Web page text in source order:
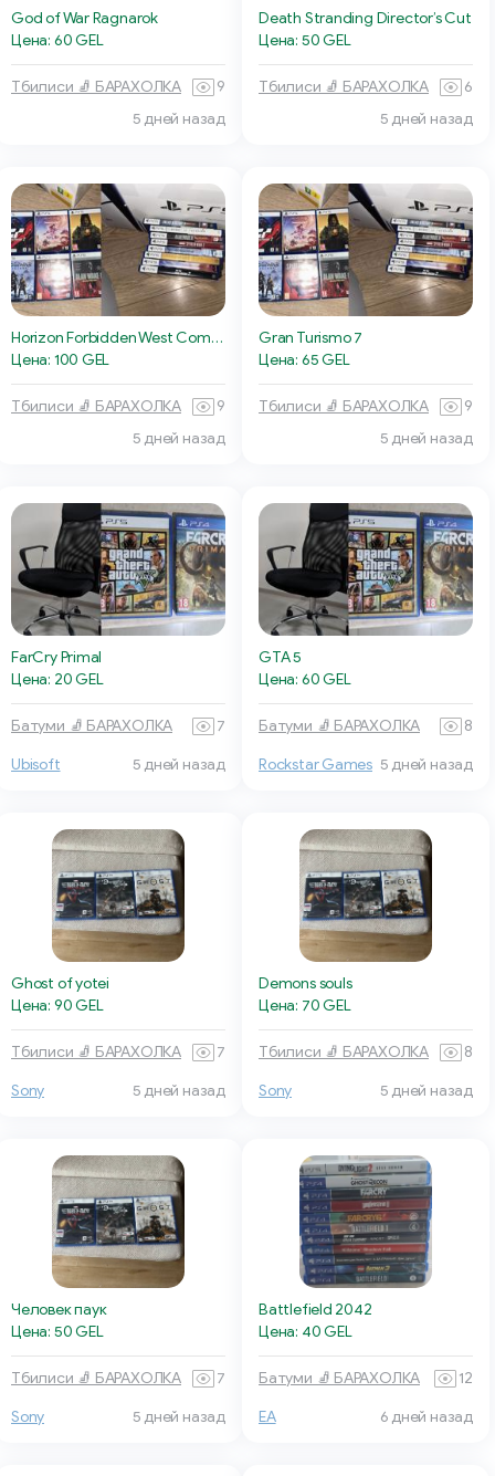
God of War Ragnarok
Цена: 60 GEL
Тбилиси 🧦 БАРАХОЛКА
9
5 дней назад
Death Stranding Director’s Cut
Цена: 50 GEL
Тбилиси 🧦 БАРАХОЛКА
6
5 дней назад
Horizon Forbidden West Complete Edition
Цена: 100 GEL
Тбилиси 🧦 БАРАХОЛКА
9
5 дней назад
Gran Turismo 7
Цена: 65 GEL
Тбилиси 🧦 БАРАХОЛКА
9
5 дней назад
FarCry Primal
Цена: 20 GEL
Батуми 🧦 БАРАХОЛКА 7
Ubisoft 5 дней назад
GTA 5
Цена: 60 GEL
Батуми 🧦 БАРАХОЛКА 8
Rockstar Games 5 дней назад
Ghost of yotei
Цена: 90 GEL
Тбилиси 🧦 БАРАХОЛКА 7
Sony 5 дней назад
Demons souls
Цена: 70 GEL
Тбилиси 🧦 БАРАХОЛКА 8
Sony 5 дней назад
Человек паук
Цена: 50 GEL
Тбилиси 🧦 БАРАХОЛКА 7
Sony 5 дней назад
Battlefield 2042
Цена: 40 GEL
Батуми 🧦 БАРАХОЛКА 12
EA 6 дней назад